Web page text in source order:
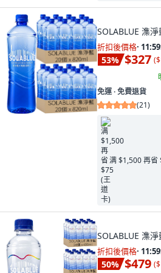
SOLABLUE 潗
折扣後價格·
53% $327 (
免運 ∙ 免費退貨
(21)
满 $1,500 再省
SOLABLUE 潗
折扣後價格·
50% $479 (